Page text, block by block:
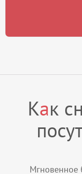
Как
Мгновенное